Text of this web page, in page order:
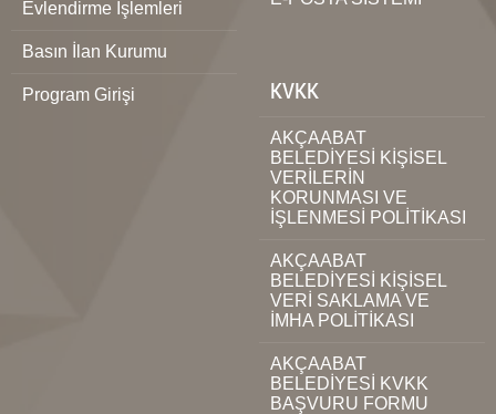
Evlendirme İşlemleri
Basın İlan Kurumu
Program Girişi KVKK
AKÇAABAT
BELEDİYESİ KİŞİSEL
VERİLERİN
KORUNMASI VE
İŞLENMESİ POLİTİKASI
AKÇAABAT
BELEDİYESİ KİŞİSEL
VERİ SAKLAMA VE
İMHA POLİTİKASI
AKÇAABAT
BELEDİYESİ KVKK
BAŞVURU FORMU